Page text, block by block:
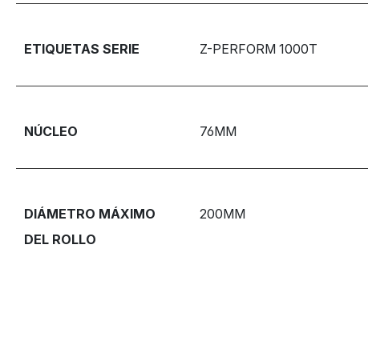
ETIQUETAS SERIE Z-PERFORM 1000T
NÚCLEO 76MM
DIÁMETRO MÁXIMO
DEL ROLLO
200MM